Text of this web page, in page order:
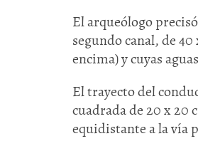
El arqueólogo
segundo canal, de
encima) y cuyas
El trayecto del
cuadrada de 20 x 20
equidistante a la vía